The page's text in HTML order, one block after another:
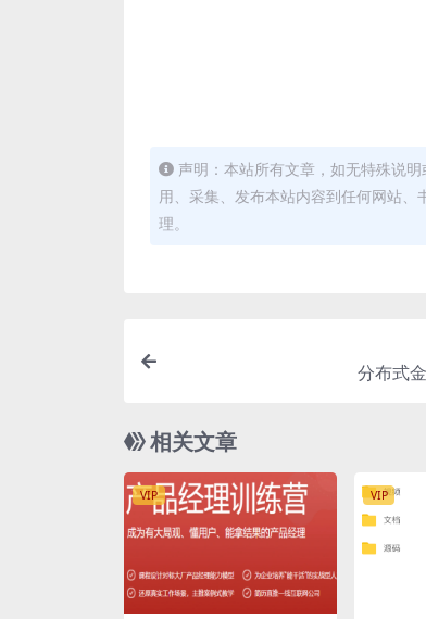
声明：本站所有文章，如无特殊说
用、采集、发布本站内容到任何网站
理。
分布式
相关文章
VIP VIP